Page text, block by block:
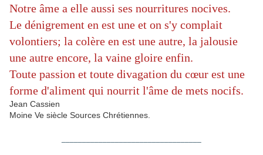
Notre âme a elle aussi ses nourritures nocives.
Le dénigrement en est une et on s'y complait
volontiers; la colère en est une autre, la jalousie
une autre encore, la vaine gloire enfin.
Toute passion et toute divagation du cœur est une
forme d'aliment qui nourrit l'âme de mets nocifs.
Jean Cassien
Moine Ve siècle Sources Chrétiennes.